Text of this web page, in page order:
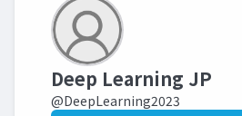
Deep Learning JP
@DeepLearning2023